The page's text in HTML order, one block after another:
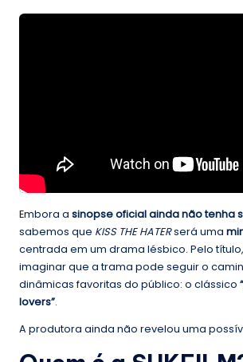
Embora a sinopse oficial ainda não tenha
sabemos que KISS THE HATERserá uma
centrada em um drama lésbico. Pelo
imaginar que a trama pode seguir o
dinâmicas favoritas do público: o clássico
lovers”.
A produtora ainda não revelou uma